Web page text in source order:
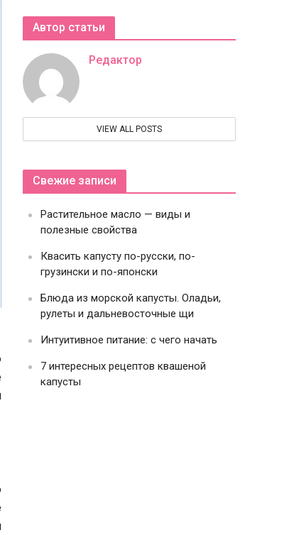
Автор статьи
Редактор
VIEW ALL POSTS
Свежие записи
Растительное масло — виды и
полезные свойства
Квасить капусту по-русски, по-
грузински и по-японски
Блюда из морской капусты. Оладьи,
рулеты и дальневосточные щи
Интуитивное питание: с чего начать
7 интересных рецептов квашеной
капусты